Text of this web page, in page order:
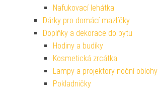
Nafukovací lehátka
Dárky pro domácí mazlíčky
Doplňky a dekorace do bytu
Hodiny a budíky
Kosmetická zrcátka
Lampy a projektory noční oblohy
Pokladničky